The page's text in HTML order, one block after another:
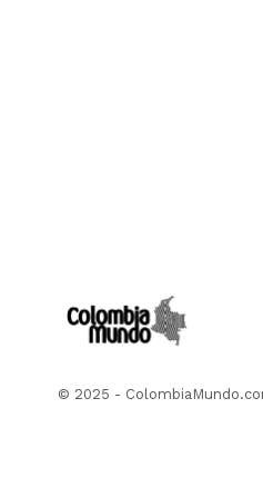
© 2025 -